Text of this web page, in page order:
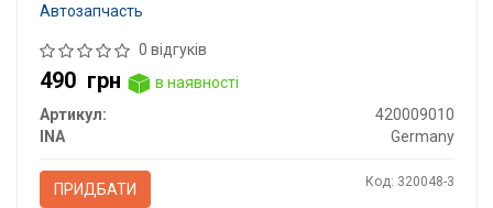
Автозапчасть
0 відгуків
490 грн
в наявності
Артикул:
420009010
INA
Germany
ПРИДБАТИ Код: 320048-3